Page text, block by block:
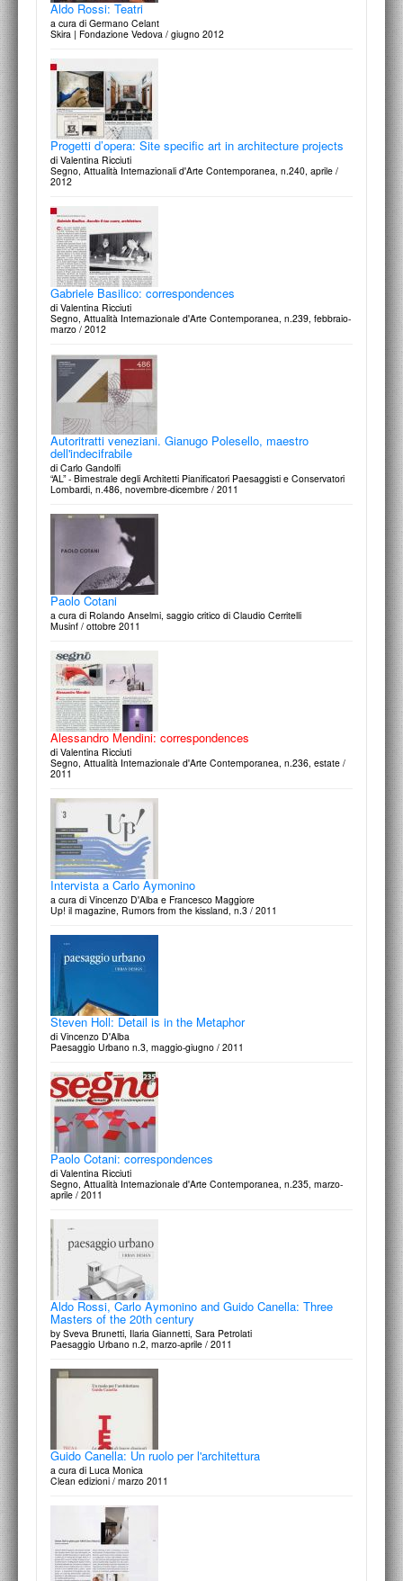
Aldo Rossi: Teatri
a cura di Germano Celant
Skira | Fondazione Vedova / giugno 2012
Progetti d’opera: Site specific art in architecture projects
di Valentina Ricciuti
Segno, Attualità Internazionali d'Arte Contemporanea, n.240, aprile /
2012
Gabriele Basilico: correspondences
di Valentina Ricciuti
Segno, Attualità Internazionale d'Arte Contemporanea, n.239, febbraio-
marzo / 2012
Autoritratti veneziani. Gianugo Polesello, maestro
dell'indecifrabile
di Carlo Gandolfi
“AL” - Bimestrale degli Architetti Pianiﬁcatori Paesaggisti e Conservatori
Lombardi, n.486, novembre-dicembre / 2011
Paolo Cotani
a cura di Rolando Anselmi, saggio critico di Claudio Cerritelli
Musinf / ottobre 2011
Alessandro Mendini: correspondences
di Valentina Ricciuti
Segno, Attualità Internazionale d'Arte Contemporanea, n.236, estate /
2011
Intervista a Carlo Aymonino
a cura di Vincenzo D'Alba e Francesco Maggiore
Up! il magazine, Rumors from the kissland, n.3 / 2011
Steven Holl: Detail is in the Metaphor
di Vincenzo D'Alba
Paesaggio Urbano n.3, maggio-giugno / 2011
Paolo Cotani: correspondences
di Valentina Ricciuti
Segno, Attualità Internazionale d'Arte Contemporanea, n.235, marzo-
aprile / 2011
Aldo Rossi, Carlo Aymonino and Guido Canella: Three
Masters of the 20th century
by Sveva Brunetti, Ilaria Giannetti, Sara Petrolati
Paesaggio Urbano n.2, marzo-aprile / 2011
Guido Canella: Un ruolo per l'architettura
a cura di Luca Monica
Clean edizioni / marzo 2011